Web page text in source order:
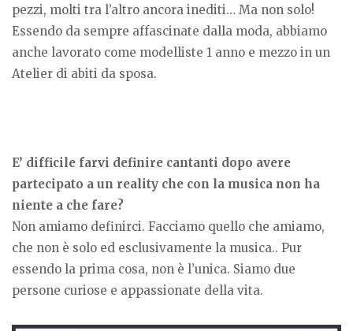
pezzi, molti tra l’altro ancora inediti… Ma non solo!
Essendo da sempre affascinate dalla moda, abbiamo
anche lavorato come modelliste 1 anno e mezzo in un
Atelier di abiti da sposa.
E’ difficile farvi definire cantanti dopo avere
partecipato a un reality che con la musica non ha
niente a che fare?
Non amiamo definirci. Facciamo quello che amiamo,
che non è solo ed esclusivamente la musica.. Pur
essendo la prima cosa, non è l’unica. Siamo due
persone curiose e appassionate della vita.